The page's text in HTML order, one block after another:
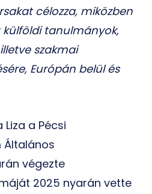
célozza, miközben
tanulmányok,
szakmai
Európán belül és
Liza a Pécsi
Általános
végezte
2025 nyarán vette